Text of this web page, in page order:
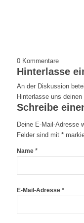
0 Kommentare
Hinterlasse
An der Diskussion
Hinterlasse uns
Schreibe
Deine E-Mail-Adresse
Felder sind mit *
Name *
E-Mail-Adresse *